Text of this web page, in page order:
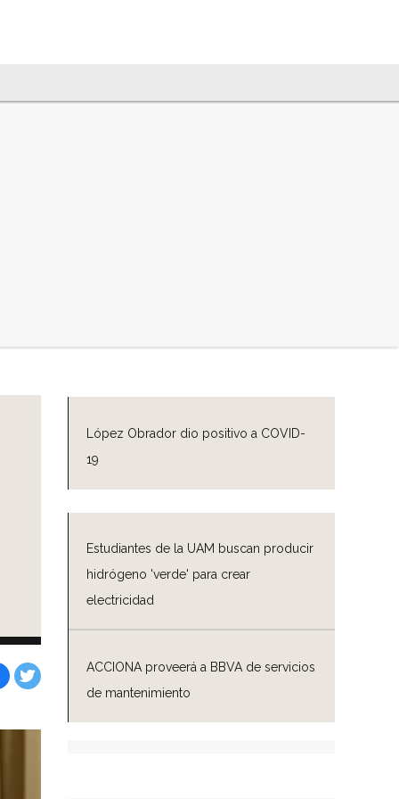
López Obrador dio positivo a COVID-
19
Estudiantes de la UAM buscan producir
hidrógeno 'verde' para crear
electricidad
ACCIONA proveerá a BBVA de servicios
de mantenimiento